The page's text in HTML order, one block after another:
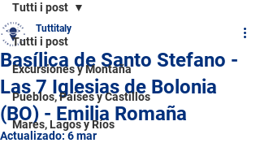
Tutti i post
Excursiones y Montaña
Pueblos, Países y Castillos
Mares, Lagos y Ríos
Tutti i post
Basílica de Santo Stefano -
Las 7 Iglesias de Bolonia
(BO) - Emilia Romaña
Tuttitaly
Actualizado: 6 mar